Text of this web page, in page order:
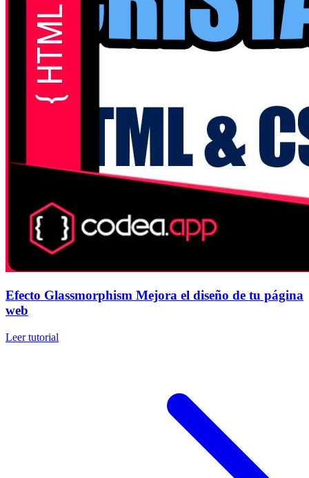
Efecto Glassmorphism Mejora el diseño de tu página
web
Leer tutorial